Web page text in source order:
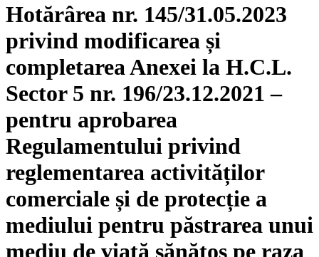
Hotărârea nr. 145/31.05.2023
privind modificarea și
completarea Anexei la H.C.L.
Sector 5 nr. 196/23.12.2021 –
pentru aprobarea
Regulamentului privind
reglementarea activităților
comerciale și de protecție a
mediului pentru păstrarea unui
mediu de viață sănătos pe raza